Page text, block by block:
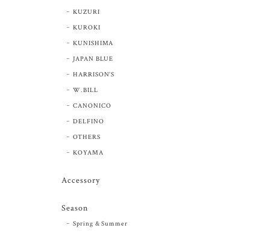
KUZURI
KUROKI
KUNISHIMA
JAPAN BLUE
HARRISON’S
W.BILL
CANONICO
DELFINO
OTHERS
KOYAMA
Accessory
Season
Spring & Summer